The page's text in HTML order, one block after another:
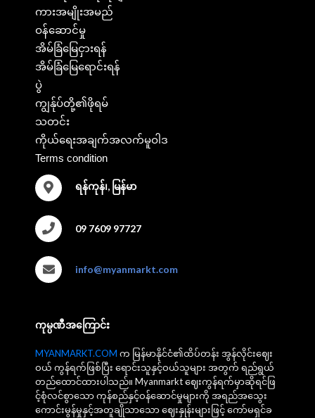
ကားအမျိုးအမည်
ဝန်ဆောင်မှု
အိမ်ခြံမြေငှားရန်
အိမ်ခြံမြေရောင်းရန်
ပွဲ
ကျွန်ုပ်တို့၏ဖိုရမ်
သတင်း
ကိုယ်ရေးအချက်အလက်မူဝါဒ
Terms condition
ရန်ကုန်၊, မြန်မာ
09 7609 97727
info@myanmarkt.com
ကုမ္ပဏီအကြောင်း
MYANMARKT.COM က မြန်မာနိုင်ငံ၏ထိပ်တန်း အွန်လိုင်းဈေး
ဝယ် ကွန်ရက်ဖြစ်ပြီး ရောင်းသူနှင့်ဝယ်သူများ အတွက် ရည်ရွယ်
တည်ထောင်ထားပါသည်။ Myanmarkt ဈေးကွန်ရက်မှာဆိုရင်ဖြ
င့်စုံလင်စွာသော ကုန်စည်နှင့်ဝန်ဆောင်မှုများကို အရည်အသွေး
ကောင်းမွန်မှုနှင့်အတူချိုသာသော ဈေးနှုန်းများဖြင့် ကော်မရှင်ခ